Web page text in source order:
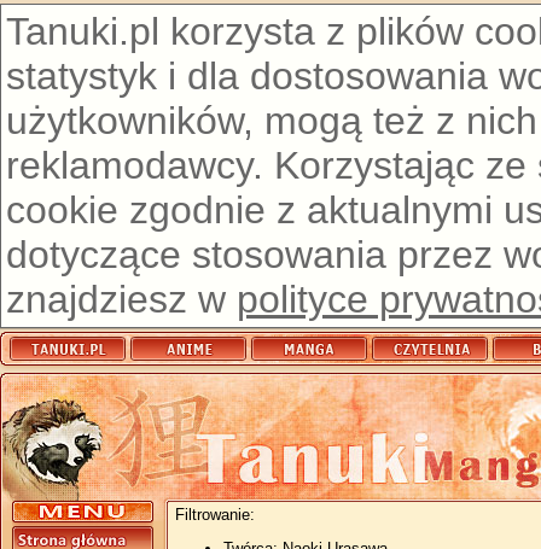
Tanuki.pl korzysta z plików
statystyk i dla dostosowania
użytkowników, mogą też z
reklamodawcy. Korzystając
cookie zgodnie z aktualnymi
dotyczące stosowania przez
znajdziesz w polityce
Filtrowanie: